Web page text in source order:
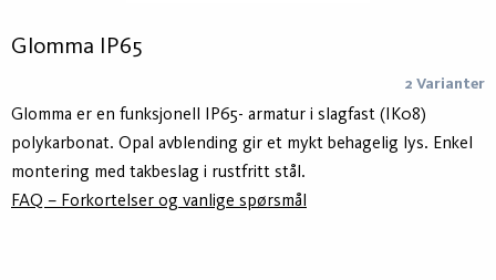
Glomma IP65
2 Varianter
Glomma er en funksjonell IP65- armatur i slagfast (IK08)
polykarbonat. Opal avblending gir et mykt behagelig lys. Enkel
montering med takbeslag i rustfritt stål.
FAQ – Forkortelser og vanlige spørsmål